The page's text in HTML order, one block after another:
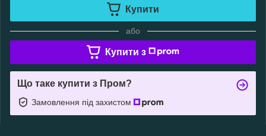
Купити
або
Купити з
Що таке купити з Пром?
Замовлення під захистом